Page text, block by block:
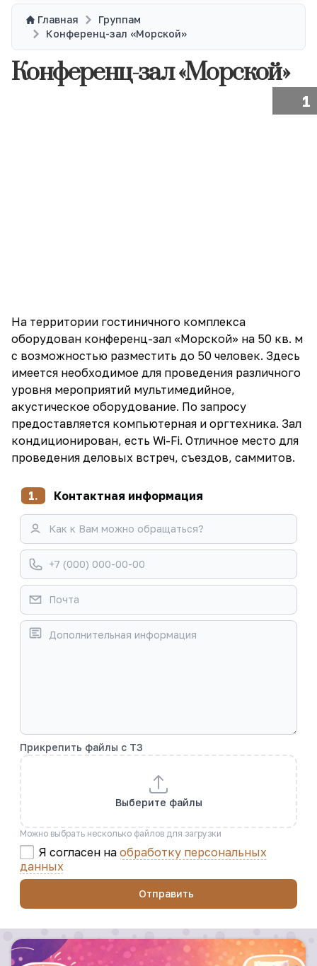
Главная
Группам
Конференц-зал «Морской»
Конференц-зал «Морской»
1
На территории гостиничного комплекса
оборудован конференц-зал «Морской» на 50 кв. м
с возможностью разместить до 50 человек. Здесь
имеется необходимое для проведения различного
уровня мероприятий мультимедийное,
акустическое оборудование. По запросу
предоставляется компьютерная и оргтехника. Зал
кондиционирован, есть Wi-Fi. Отличное место для
проведения деловых встреч, съездов, саммитов.
1. Контактная информация
Прикрепить файлы с ТЗ
Выберите файлы
Можно выбрать несколько файлов для загрузки
Я согласен на обработку персональных
данных
Отправить